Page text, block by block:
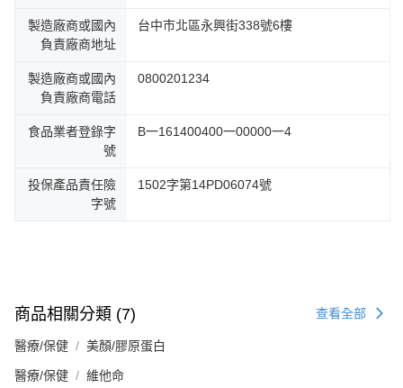
製造廠商或國內
負責廠商地址
台中市北區永興街338號6樓
製造廠商或國內
負責廠商電話
0800201234
食品業者登錄字
號
B一161400400一00000一4
投保產品責任險
字號
1502字第14PD06074號
商品相關分類 (7) 查看全部
醫療/保健 美顏/膠原蛋白
醫療/保健 維他命